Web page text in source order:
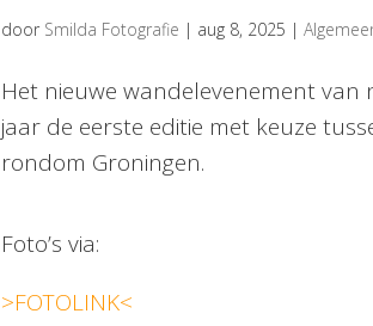
door Smilda Fotografie | aug 8, 2025 |
Het nieuwe wandelevenement
jaar de eerste editie met keuze
rondom Groningen.
Foto’s via:
>FOTOLINK<